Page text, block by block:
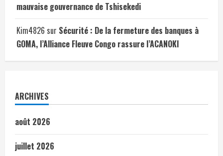
mauvaise gouvernance de Tshisekedi
Kim4826 sur Sécurité : De la fermeture des banques à
GOMA, l’Alliance Fleuve Congo rassure l’ACANOKI
ARCHIVES
août 2026
juillet 2026